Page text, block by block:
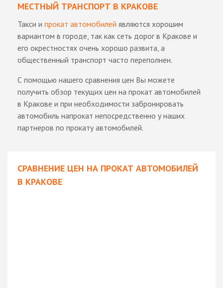
МЕСТНЫЙ ТРАНСПОРТ В КРАКОВЕ
Такси и прокат автомобилей являются хорошим
вариантом в городе, так как сеть дорог в Кракове и
его окрестностях очень хорошо развита, а
общественный транспорт часто переполнен.
С помощью нашего сравнения цен Вы можете
получить обзор текущих цен на прокат автомобилей
в Кракове и при необходимости забронировать
автомобиль напрокат непосредственно у наших
партнеров по прокату автомобилей.
СРАВНЕНИЕ ЦЕН НА ПРОКАТ АВТОМОБИЛЕЙ
В КРАКОВЕ